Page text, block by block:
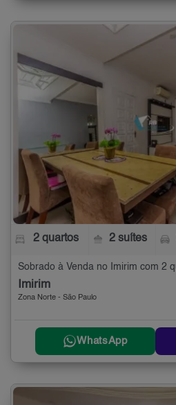
2 quartos 2 suítes
Sobrado à Venda no Imirim com 2
Imirim
Zona Norte - São Paulo
WhatsApp